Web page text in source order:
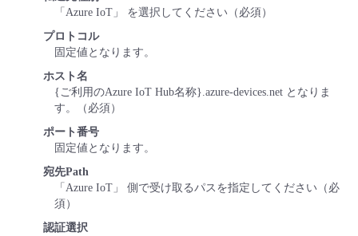
「Azure IoT」 を選択してください（必須）
プロトコル
固定値となります。
ホスト名
{ご利用のAzure IoT Hub名称}.azure-devices.net となりま
す。（必須）
ポート番号
固定値となります。
宛先Path
「Azure IoT」 側で受け取るパスを指定してください（必
須）
認証選択